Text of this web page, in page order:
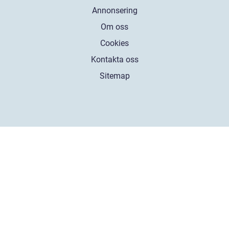
Annonsering
Om oss
Cookies
Kontakta oss
Sitemap